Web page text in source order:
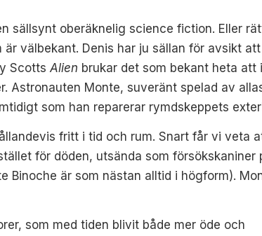
sällsynt oberäknelig science fiction. Eller
välbekant. Denis har ju sällan för avsikt att
ScottsAlien brukar det som bekant heta att i
Astronauten Monte, suveränt spelad av
som han reparerar rymdskeppets
fritt i tid och rum. Snart får vi veta
för döden, utsända som försökskaniner
Binoche är som nästan alltid i högform).
som med tiden blivit både mer öde och